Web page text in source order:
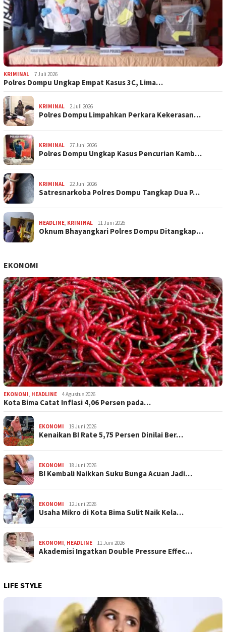
KRIMINAL 7 Juli 2026
Polres Dompu Ungkap Empat Kasus 3C, Lima…
KRIMINAL 2 Juli 2026
Polres Dompu Limpahkan Perkara Kekerasan…
KRIMINAL 27 Juni 2026
Polres Dompu Ungkap Kasus Pencurian Kamb…
KRIMINAL 22 Juni 2026
Satresnarkoba Polres Dompu Tangkap Dua P…
HEADLINE, KRIMINAL 11 Juni 2026
Oknum Bhayangkari Polres Dompu Ditangkap…
EKONOMI
EKONOMI, HEADLINE 4 Agustus 2026
Kota Bima Catat Inflasi 4,06 Persen pada…
EKONOMI 19 Juni 2026
Kenaikan BI Rate 5,75 Persen Dinilai Ber…
EKONOMI 18 Juni 2026
BI Kembali Naikkan Suku Bunga Acuan Jadi…
EKONOMI 12 Juni 2026
Usaha Mikro di Kota Bima Sulit Naik Kela…
EKONOMI, HEADLINE 11 Juni 2026
Akademisi Ingatkan Double Pressure Effec…
LIFE STYLE